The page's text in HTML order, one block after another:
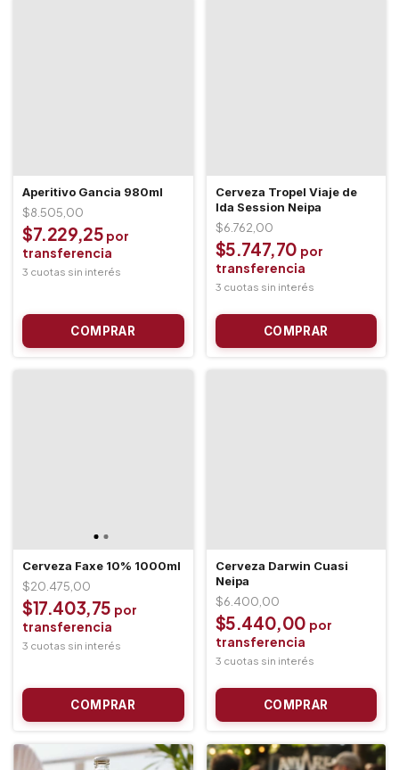
Aperitivo Gancia 980ml
$8.505,00
$7.229,25
Cerveza Tropel Viaje de
Ida Session Neipa
$6.762,00
$5.747,70
Cerveza Faxe 10% 1000ml
$20.475,00
$17.403,75
Cerveza Darwin Cuasi
Neipa
$6.400,00
$5.440,00